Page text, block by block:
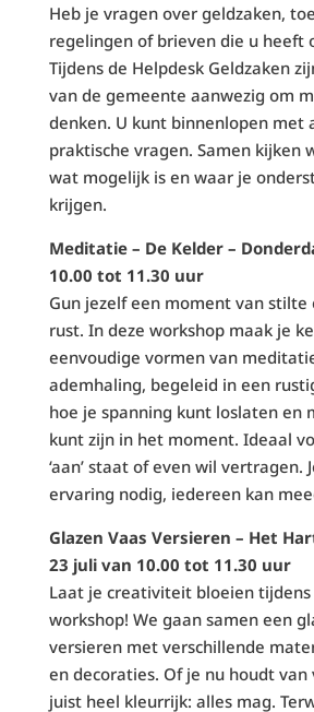
Heb je vragen over geldzaken,
regelingen of brieven die u heeft
Tijdens de Helpdesk Geldzaken
van de gemeente aanwezig om
denken. U kunt binnenlopen met
praktische vragen. Samen kijken
wat mogelijk is en waar je
krijgen.
Meditatie – De Kelder –
10.00 tot 11.30 uur
Gun jezelf een moment van stilte
rust. In deze workshop maak je
eenvoudige vormen van
ademhaling, begeleid in een
hoe je spanning kunt loslaten en
kunt zijn in het moment. Ideaal
‘aan’ staat of even wil vertragen.
ervaring nodig, iedereen kan
Glazen Vaas Versieren – Het
23 juli van 10.00 tot 11.30 uur
Laat je creativiteit bloeien tijdens
workshop! We gaan samen een
versieren met verschillende
en decoraties. Of je nu houdt
juist heel kleurrijk: alles mag.